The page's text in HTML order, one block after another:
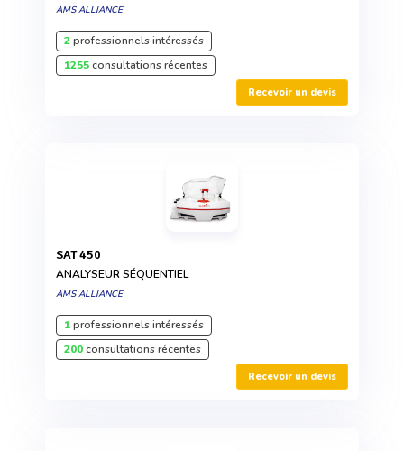
AMS ALLIANCE
2professionnels intéressés
1255consultations récentes
Recevoir un devis
SAT 450
ANALYSEUR SÉQUENTIEL
AMS ALLIANCE
1professionnels intéressés
200consultations récentes
Recevoir un devis